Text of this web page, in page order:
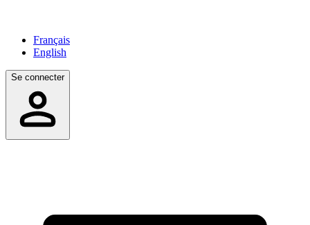
Français
English
Se connecter